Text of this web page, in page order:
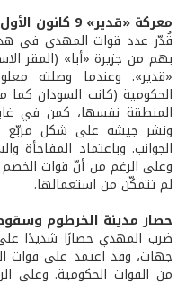
معركة «قدير» 9 كانون الأول 1881
بهم من جزيرة «أبا» (المقر
«قدير». وعندما وصلته
الحكومية (كانت السودان
المنطقة نفسها، كمن في
ونشر جيشه على شكل مربّع
الجوانب. وباعتماد المفاجأة
وعلى الرغم من أنّ قوات الخصم
لم تتمكّن من استعمالها.
حصار مدينة الخرطوم وسقوطها (26 كانون
ضرب المهدي حصارًا شديدًا
جهات، وقد اعتمد على قوات
من القوات الحكومية. وعلى